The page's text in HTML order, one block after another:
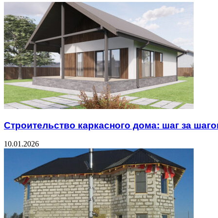
Строительство каркасного дома: шаг за
10.01.2026